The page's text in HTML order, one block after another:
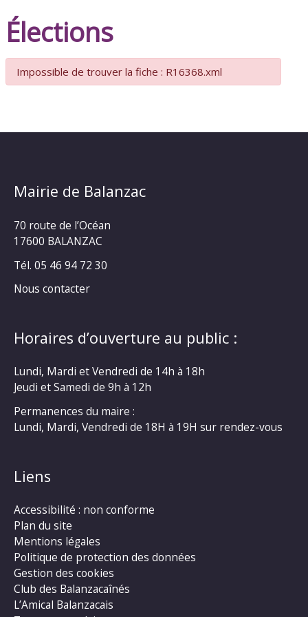
Élections
Impossible de trouver la fiche : R16368.xml
Mairie de Balanzac
70 route de l’Océan
17600 BALANZAC
Tél. 05 46 94 72 30
Nous contacter
Horaires d’ouverture au public :
Lundi, Mardi et Vendredi de 14h à 18h
Jeudi et Samedi de 9h à 12h
Permanences du maire :
Lundi, Mardi, Vendredi de 18H à 19H sur rendez-vous
Liens
Accessibilité : non conforme
Plan du site
Mentions légales
Politique de protection des données
Gestion des cookies
Club des Balanzacaînés
L’Amical Balanzacais